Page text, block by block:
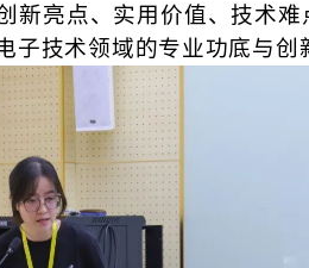
新亮点、实用价值、技术
子技术领域的专业功底与创